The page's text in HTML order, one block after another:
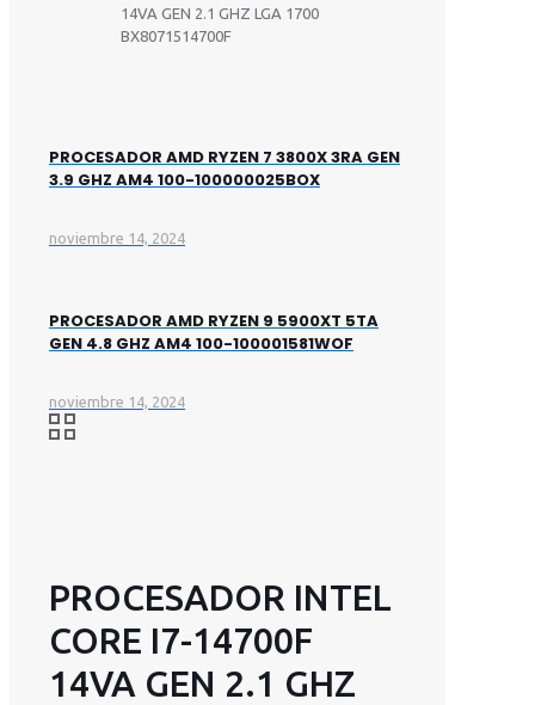
14VA GEN 2.1 GHZ LGA 1700
BX8071514700F
PROCESADOR AMD RYZEN 7 3800X 3RA GEN
3.9 GHZ AM4 100-100000025BOX
noviembre 14, 2024
PROCESADOR AMD RYZEN 9 5900XT 5TA
GEN 4.8 GHZ AM4 100-100001581WOF
noviembre 14, 2024
PROCESADOR INTEL
CORE I7-14700F
14VA GEN 2.1 GHZ